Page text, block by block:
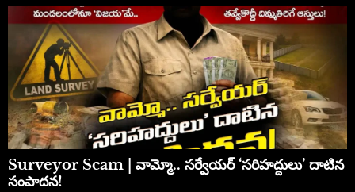
​Surveyor Scam | వామ్మో.. సర్వేయర్ ‘సరిహద్దులు’ దాటిన
సంపాదన!